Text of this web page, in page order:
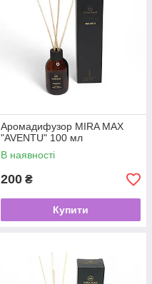
Аромадифузор MIRA MAX
"AVENTU" 100 мл
В наявності
200 ₴
Купити